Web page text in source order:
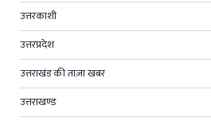
उत्तरकाशी
उत्तरप्रदेश
उत्तराखंड की ताज़ा खबर
उत्तराखण्ड